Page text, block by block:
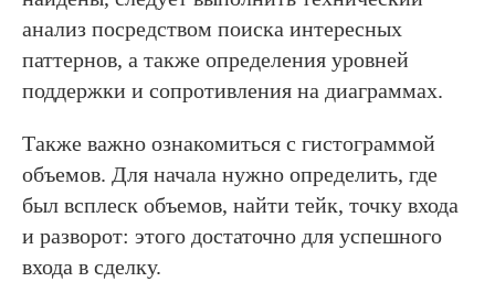
анализ посредством поиска интересных
паттернов, а также определения уровней
поддержки и сопротивления на диаграммах.
Также важно ознакомиться с гистограммой
объемов. Для начала нужно определить, где
был всплеск объемов, найти тейк, точку входа
и разворот: этого достаточно для успешного
входа в сделку.